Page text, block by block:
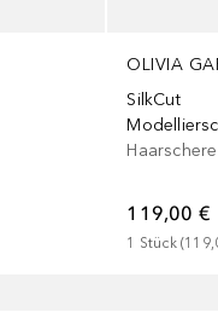
OLIVIA
SilkCut
Haarschere
119,00 €
1 Stück (